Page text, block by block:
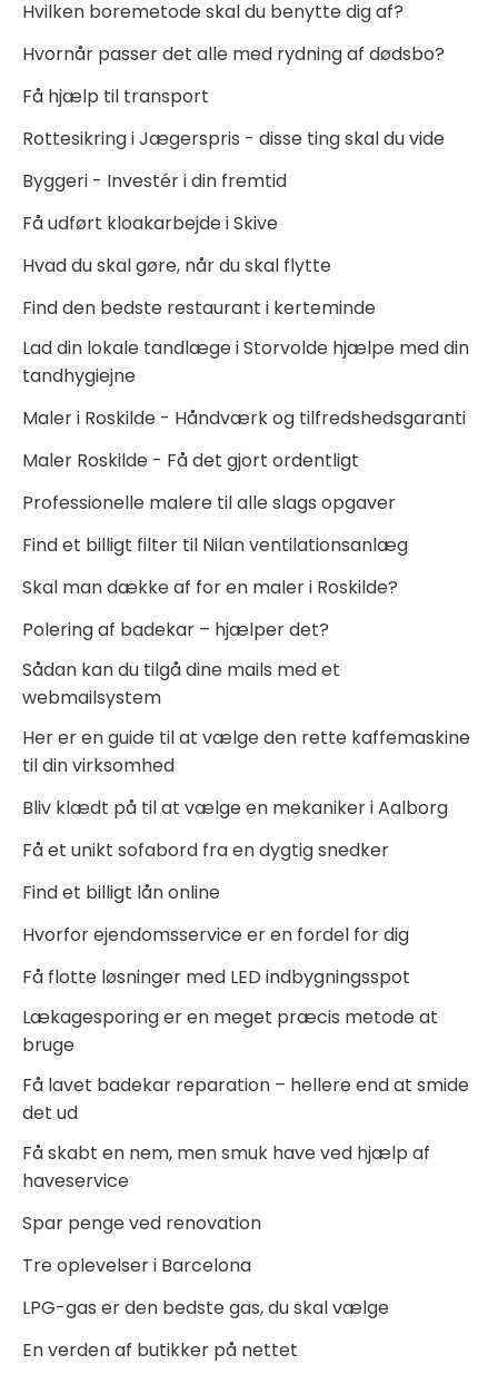
Hvilken boremetode skal du benytte dig af?
Hvornår passer det alle med rydning af dødsbo?
Få hjælp til transport
Rottesikring i Jægerspris - disse ting skal du vide
Byggeri - Investér i din fremtid
Få udført kloakarbejde i Skive
Hvad du skal gøre, når du skal flytte
Find den bedste restaurant i kerteminde
Lad din lokale tandlæge i Storvolde hjælpe med din
tandhygiejne
Maler i Roskilde - Håndværk og tilfredshedsgaranti
Maler Roskilde - Få det gjort ordentligt
Professionelle malere til alle slags opgaver
Find et billigt filter til Nilan ventilationsanlæg
Skal man dække af for en maler i Roskilde?
Polering af badekar – hjælper det?
Sådan kan du tilgå dine mails med et
webmailsystem
Her er en guide til at vælge den rette kaffemaskine
til din virksomhed
Bliv klædt på til at vælge en mekaniker i Aalborg
Få et unikt sofabord fra en dygtig snedker
Find et billigt lån online
Hvorfor ejendomsservice er en fordel for dig
Få flotte løsninger med LED indbygningsspot
Lækagesporing er en meget præcis metode at
bruge
Få lavet badekar reparation – hellere end at smide
det ud
Få skabt en nem, men smuk have ved hjælp af
haveservice
Spar penge ved renovation
Tre oplevelser i Barcelona
LPG-gas er den bedste gas, du skal vælge
En verden af butikker på nettet